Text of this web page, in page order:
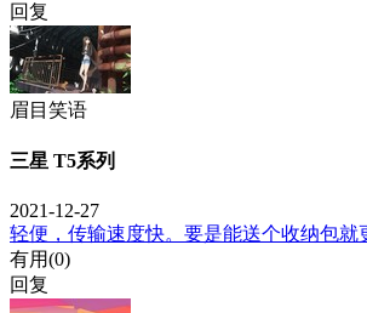
回复
眉目笑语
三星 T5系列
2021-12-27
轻便，传输速度快。要是能送个收纳包就
有用(0)
回复